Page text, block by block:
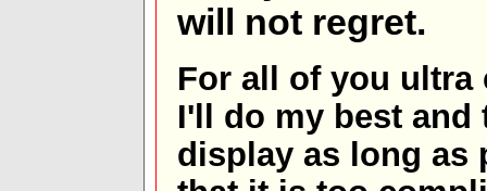
will not regret.
For all of you ultra
I'll do my best and
display as long as